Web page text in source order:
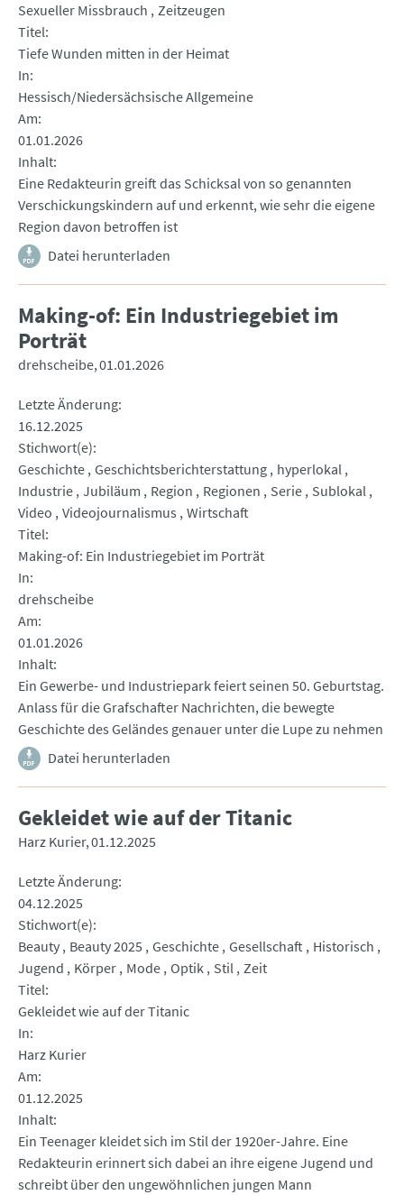
Sexueller Missbrauch Zeitzeugen
Titel
Tiefe Wunden mitten in der Heimat
In
Hessisch/Niedersächsische Allgemeine
Am
01.01.2026
Inhalt
Eine Redakteurin greift das Schicksal von so genannten
Verschickungskindern auf und erkennt, wie sehr die eigene
Region davon betroffen ist
Datei herunterladen
Making-of: Ein Industriegebiet im
Porträt
drehscheibe 01.01.2026
Letzte Änderung
16.12.2025
Stichwort(e)
Geschichte Geschichtsberichterstattung hyperlokal
Industrie Jubiläum Region Regionen Serie Sublokal
Video Videojournalismus Wirtschaft
Titel
Making-of: Ein Industriegebiet im Porträt
In
drehscheibe
Am
01.01.2026
Inhalt
Ein Gewerbe- und Industriepark feiert seinen 50. Geburtstag.
Anlass für die Grafschafter Nachrichten, die bewegte
Geschichte des Geländes genauer unter die Lupe zu nehmen
Datei herunterladen
Gekleidet wie auf der Titanic
Harz Kurier 01.12.2025
Letzte Änderung
04.12.2025
Stichwort(e)
Beauty Beauty 2025 Geschichte Gesellschaft Historisch
Jugend
Körper Mode Optik Stil Zeit
Titel
Gekleidet wie auf der Titanic
In
Harz Kurier
Am
01.12.2025
Inhalt
Ein Teenager kleidet sich im Stil der 1920er-Jahre. Eine
Redakteurin erinnert sich dabei an ihre eigene Jugend und
schreibt über den ungewöhnlichen jungen Mann